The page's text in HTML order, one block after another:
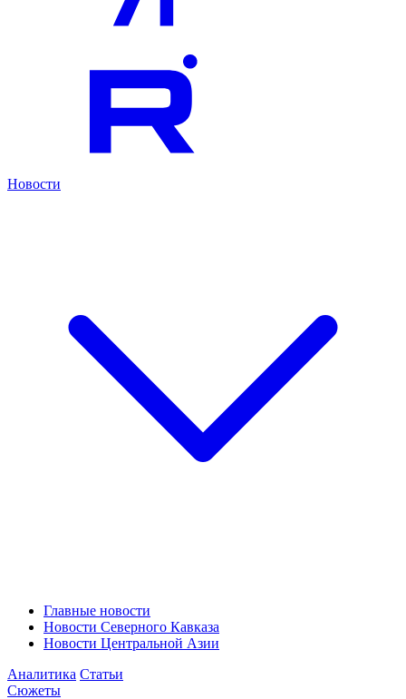
Новости
Главные новости
Новости Северного Кавказа
Новости Центральной Азии
Аналитика Статьи
Сюжеты